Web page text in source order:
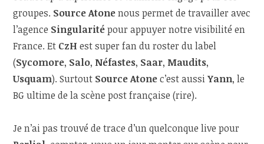
groupes. Source Atonenous permet de travailler avec
l’agence Singularitépour appuyer notre visibilité en
France. Et CzHest super fan du roster du label
(Sycomore, Salo, Néfastes, Saar, Maudits,
Usquam). Surtout Source Atonec’est aussiYann, le
BG ultime de la scène post française (rire).
Je n’ai pas trouvé de trace d’un quelconque live pour